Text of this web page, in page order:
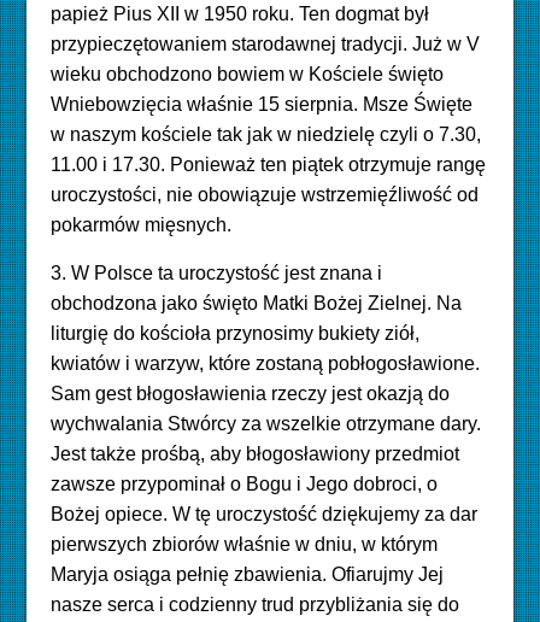
papież Pius XII w 1950 roku. Ten dogmat był
przypieczętowaniem starodawnej tradycji. Już w V
wieku obchodzono bowiem w Kościele święto
Wniebowzięcia właśnie 15 sierpnia. Msze Święte
w naszym kościele tak jak w niedzielę czyli o 7.30,
11.00 i 17.30. Ponieważ ten piątek otrzymuje rangę
uroczystości, nie obowiązuje wstrzemięźliwość od
pokarmów mięsnych.
3. W Polsce ta uroczystość jest znana i
obchodzona jako święto Matki Bożej Zielnej. Na
liturgię do kościoła przynosimy bukiety ziół,
kwiatów i warzyw, które zostaną pobłogosławione.
Sam gest błogosławienia rzeczy jest okazją do
wychwalania Stwórcy za wszelkie otrzymane dary.
Jest także prośbą, aby błogosławiony przedmiot
zawsze przypominał o Bogu i Jego dobroci, o
Bożej opiece. W tę uroczystość dziękujemy za dar
pierwszych zbiorów właśnie w dniu, w którym
Maryja osiąga pełnię zbawienia. Ofiarujmy Jej
nasze serca i codzienny trud przybliżania się do